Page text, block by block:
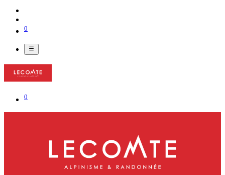
0
0